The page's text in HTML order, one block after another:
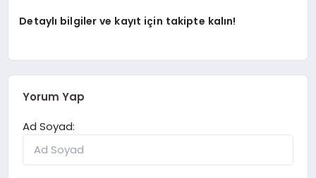
Detaylı bilgiler ve kayıt için takipte kalın!
Yorum Yap
Ad Soyad: